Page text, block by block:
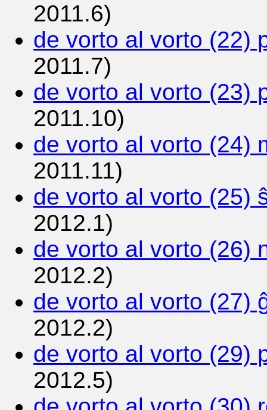
2011.6)
de vorto al vorto (22)
2011.7)
de vorto al vorto (23)
2011.10)
de vorto al vorto (24)
2011.11)
de vorto al vorto (25)
2012.1)
de vorto al vorto (26)
2012.2)
de vorto al vorto (27)
2012.2)
de vorto al vorto (29)
2012.5)